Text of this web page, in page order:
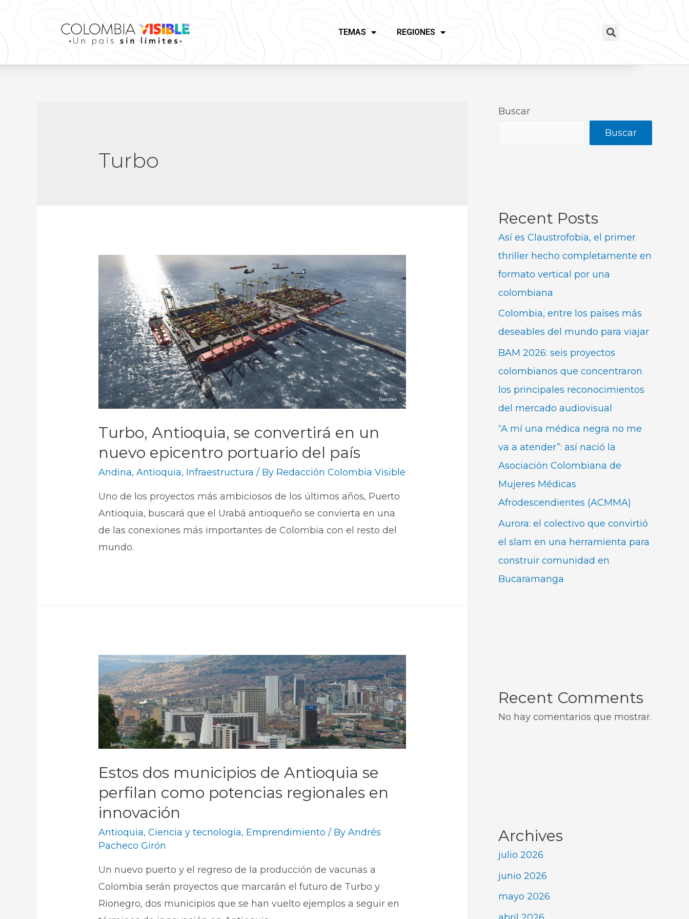
TEMAS REGIONES
Turbo
Turbo, Antioquia, se convertirá en un
nuevo epicentro portuario del país
Andina,Antioquia, Infraestructura / By Redacción Colombia Visible
Uno de los proyectos más ambiciosos de los últimos años, Puerto
Antioquia, buscará que el Urabá antioqueño se convierta en una
de las conexiones más importantes de Colombia con el resto del
mundo.
Estos dos municipios de Antioquia se
perfilan como potencias regionales en
innovación
Antioquia,Ciencia y tecnología, Emprendimiento / ByAndrés
Pacheco Girón
Un nuevo puerto y el regreso de la producción de vacunas a
Colombia serán proyectos que marcarán el futuro de Turbo y
Rionegro, dos municipios que se han vuelto ejemplos a seguir en
Buscar
Buscar
Recent Posts
Así es Claustrofobia, el primer
thriller hecho completamente en
formato vertical por una
colombiana
Colombia, entre los países más
deseables del mundo para viajar
BAM 2026: seis proyectos
colombianos que concentraron
los principales reconocimientos
del mercado audiovisual
“A mí una médica negra no me
va a atender”: así nació la
Asociación Colombiana de
Mujeres Médicas
Afrodescendientes (ACMMA)
Aurora: el colectivo que convirtió
el slam en una herramienta para
construir comunidad en
Bucaramanga
Recent Comments
No hay comentarios que mostrar.
Archives
julio 2026
junio 2026
mayo 2026